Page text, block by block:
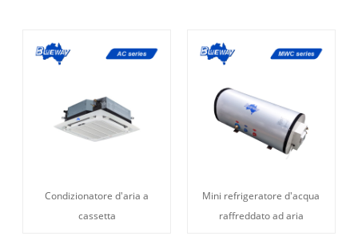
Condizionatore d'aria a
cassetta
Mini refrigeratore d'acqua
raffreddato ad aria